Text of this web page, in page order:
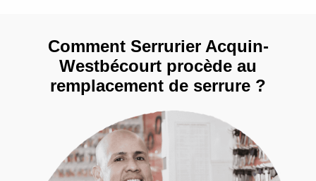
Comment Serrurier Acquin-
Westbécourt procède au
remplacement de serrure ?